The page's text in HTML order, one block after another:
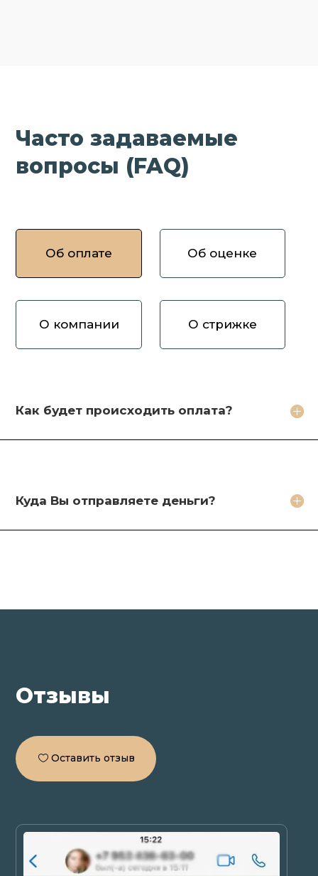
Часто задаваемые
вопросы (FAQ)
Об оплате Об оценке
О компании О стрижке
Как будет происходить оплата?
Куда Вы отправляете деньги?
Как вы оцениваете волосы?
Какое фото необходимо сделать?
Зачем продавать волосы Вам?
Какие бонусы я получу?
Кто будет стричь мои волосы?
Отзывы
Оставить отзыв